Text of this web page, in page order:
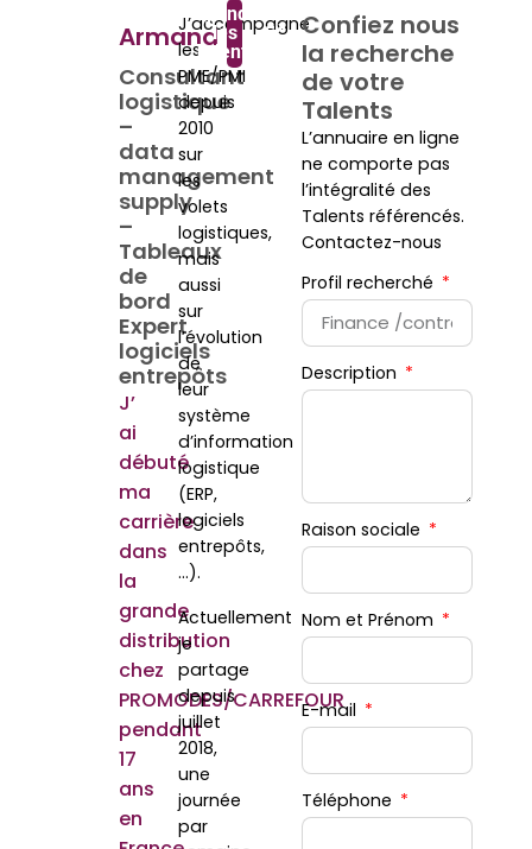
Armand
Consultant
logistique
–
data
management
supply
–
Tableaux
de
bord
Expert
logiciels
entrepôts
J’
ai
débuté
ma
carrière
dans
la
grande
distribution
chez
PROMODES/CARREFOUR
pendant
17
ans
en
J’accompagne
les
PME/PMI
depuis
2010
sur
les
volets
logistiques,
mais
aussi
sur
l’évolution
de
leur
système
d’information
logistique
(ERP,
logiciels
entrepôts,
…).
Actuellement
je
partage
depuis
juillet
2018,
une
journée
par
Rejoindre
les
Talents
Confiez nous
la recherche
de votre
Talents
L’annuaire en ligne
ne comporte pas
l’intégralité des
Talents référencés.
Contactez-nous
Profil recherché
Description
Raison sociale
Nom et Prénom
E-mail
Téléphone